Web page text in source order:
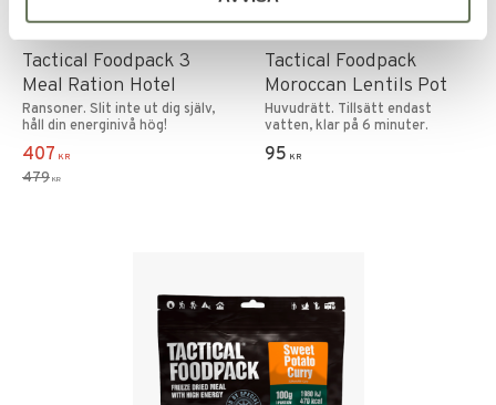
Add to favorites
Tactical Foodpack 3
Meal Ration Hotel
Ransoner. Slit inte ut dig själv,
håll din energinivå hög!
407 KR
479 KR
Add to favorites
Tactical Foodpack
Moroccan Lentils Pot
Huvudrätt. Tillsätt endast
vatten, klar på 6 minuter.
95 KR